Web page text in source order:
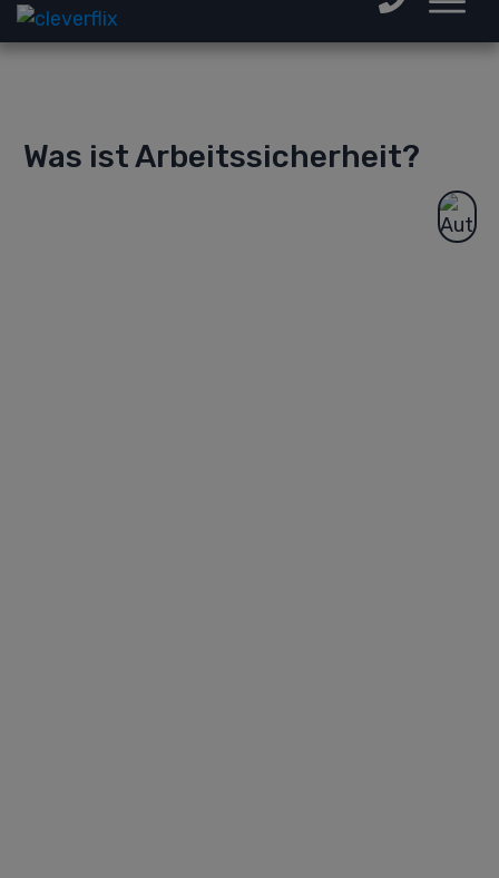
Was ist Arbeitssicherheit?